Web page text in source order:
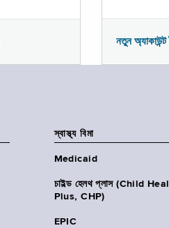
নতুন
স্বাস্থ্য বিমা
Medicaid
চাইল্ড হেলথ প্লাস (Child
Plus, CHP)
EPIC